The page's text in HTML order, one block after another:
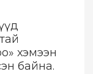
хэмээн
байна.